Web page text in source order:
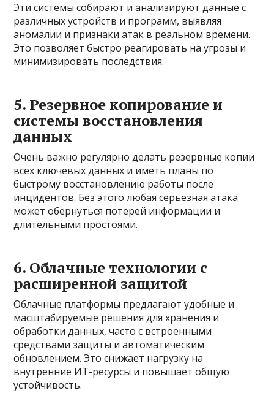
Эти системы собирают и анализируют данные с
различных устройств и программ, выявляя
аномалии и признаки атак в реальном времени.
Это позволяет быстро реагировать на угрозы и
минимизировать последствия.
5. Резервное копирование и
системы восстановления
данных
Очень важно регулярно делать резервные копии
всех ключевых данных и иметь планы по
быстрому восстановлению работы после
инцидентов. Без этого любая серьезная атака
может обернуться потерей информации и
длительными простоями.
6. Облачные технологии с
расширенной защитой
Облачные платформы предлагают удобные и
масштабируемые решения для хранения и
обработки данных, часто с встроенными
средствами защиты и автоматическим
обновлением. Это снижает нагрузку на
внутренние ИТ-ресурсы и повышает общую
устойчивость.